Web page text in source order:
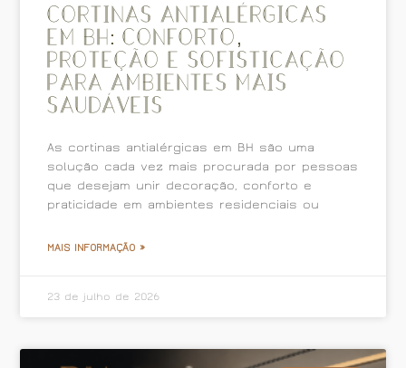
Cortinas Antialérgicas
em BH: Conforto,
proteção e sofisticação
para ambientes mais
saudáveis
As cortinas antialérgicas em BH são uma
solução cada vez mais procurada por pessoas
que desejam unir decoração, conforto e
praticidade em ambientes residenciais ou
MAIS INFORMAÇÃO »
23 de julho de 2026